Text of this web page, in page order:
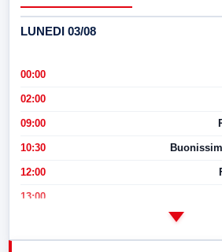
LUNEDI 03/08
00:00
02:00
09:00
10:30
12:00
13:00